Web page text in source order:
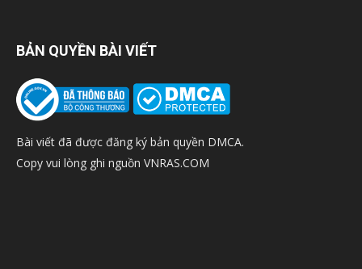
BẢN QUYỀN BÀI VIẾT
Bài viết đã được đăng ký bản quyền DMCA.
Copy vui lòng ghi nguồn VNRAS.COM